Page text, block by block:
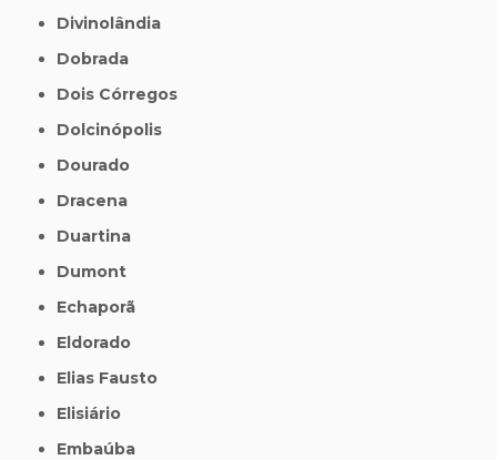
Divinolândia
Dobrada
Dois Córregos
Dolcinópolis
Dourado
Dracena
Duartina
Dumont
Echaporã
Eldorado
Elias Fausto
Elisiário
Embaúba